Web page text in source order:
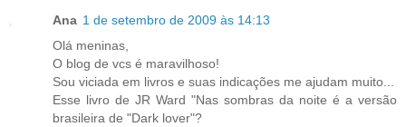
Ana 1 de setembro de 2009 às 14:13
Olá meninas,
O blog de vcs é maravilhoso!
Sou viciada em livros e suas indicações me ajudam muito...
Esse livro de JR Ward "Nas sombras da noite é a versão
brasileira de "Dark lover"?